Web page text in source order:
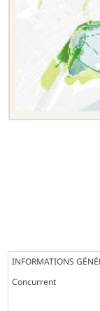
INFORMATIONS
Concurrent